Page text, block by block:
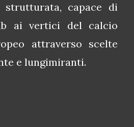
capace di
ai vertici del calcio
attraverso scelte
e lungimiranti.